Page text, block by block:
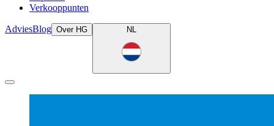
Verkooppunten
AdviesBlog Over HG NL